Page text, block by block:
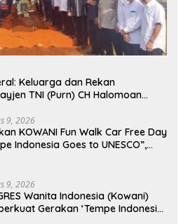
Keluarga dan Rekan
TNI (Purn) CH Halomoan
9, 2026
KOWANI Fun Walk Car Free Day
Indonesia Goes to UNESCO”,
9, 2026
Wanita Indonesia (Kowani)
Gerakan ‘Tempe Indonesia